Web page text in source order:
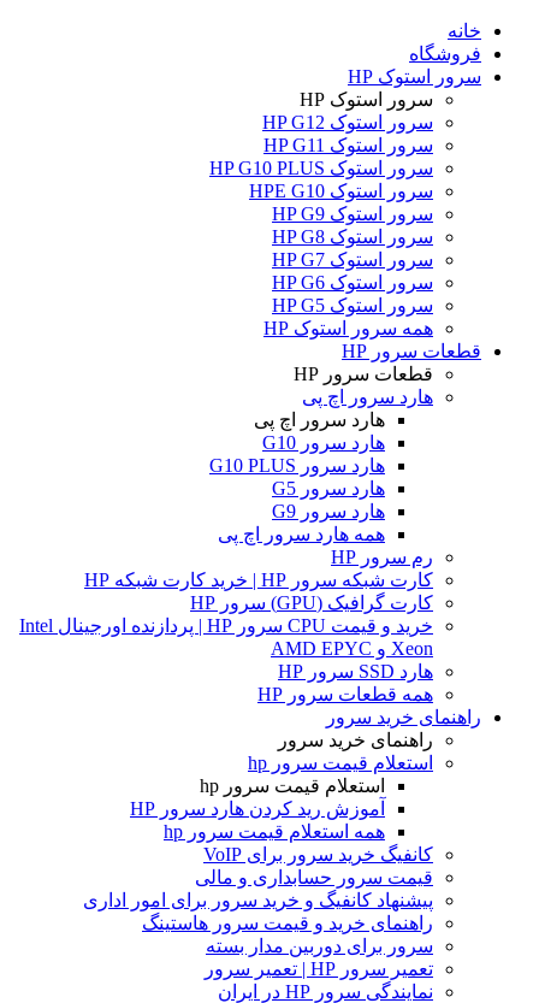
خانه
فروشگاه
سرور استوک HP
سرور استوک HP
سرور استوک HP G12
سرور استوک HP G11
سرور استوک HP G10 PLUS
سرور استوک HPE G10
سرور استوک HP G9
سرور استوک HP G8
سرور استوک HP G7
سرور استوک HP G6
سرور استوک HP G5
همه سرور استوک HP
قطعات سرور HP
قطعات سرور HP
هارد سرور اچ پی
هارد سرور اچ پی
هارد سرور G10
هارد سرور G10 PLUS
هارد سرور G5
هارد سرور G9
همه هارد سرور اچ پی
رم سرور HP
کارت شبکه سرور HP | خرید کارت شبکه HP
کارت گرافیک (GPU) سرور HP
خرید و قیمت CPU سرور HP | پردازنده اورجینال Intel
Xeon و AMD EPYC
هارد SSD سرور HP
همه قطعات سرور HP
راهنمای خرید سرور
راهنمای خرید سرور
استعلام قیمت سرور hp
استعلام قیمت سرور hp
آموزش ريد كردن هارد سرور HP
همه استعلام قیمت سرور hp
کانفیگ خرید سرور برای VoIP
قیمت سرور حسابداری و مالی
پیشنهاد کانفیگ و خرید سرور برای امور اداری
راهنمای خرید و قیمت سرور هاستینگ
سرور برای دوربین مدار بسته
تعمیر سرور HP | تعمیر سرور
نمایندگی سرور HP در ایران